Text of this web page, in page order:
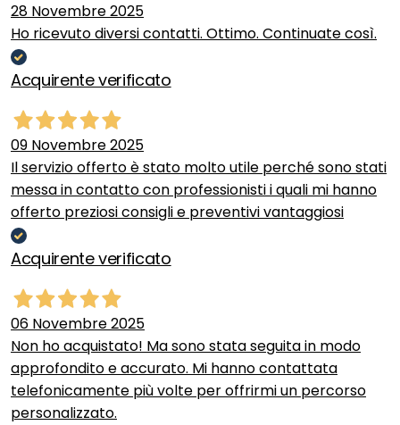
28 Novembre 2025
Ho ricevuto diversi contatti. Ottimo. Continuate così.
Acquirente verificato
09 Novembre 2025
Il servizio offerto è stato molto utile perché sono stati
messa in contatto con professionisti i quali mi hanno
offerto preziosi consigli e preventivi vantaggiosi
Acquirente verificato
06 Novembre 2025
Non ho acquistato! Ma sono stata seguita in modo
approfondito e accurato. Mi hanno contattata
telefonicamente più volte per offrirmi un percorso
personalizzato.